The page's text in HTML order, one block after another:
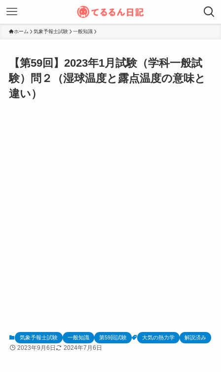
ホーム 気象予報士試験 一般知識
【第59回】2023年1月試験（学科一般試
験）問２（湿球温度と露点温度の意味と
違い）
気象予報士試験 一般知識 第59回試験 大気の熱力学 解説済み
2023年9月6日 2024年7月6日